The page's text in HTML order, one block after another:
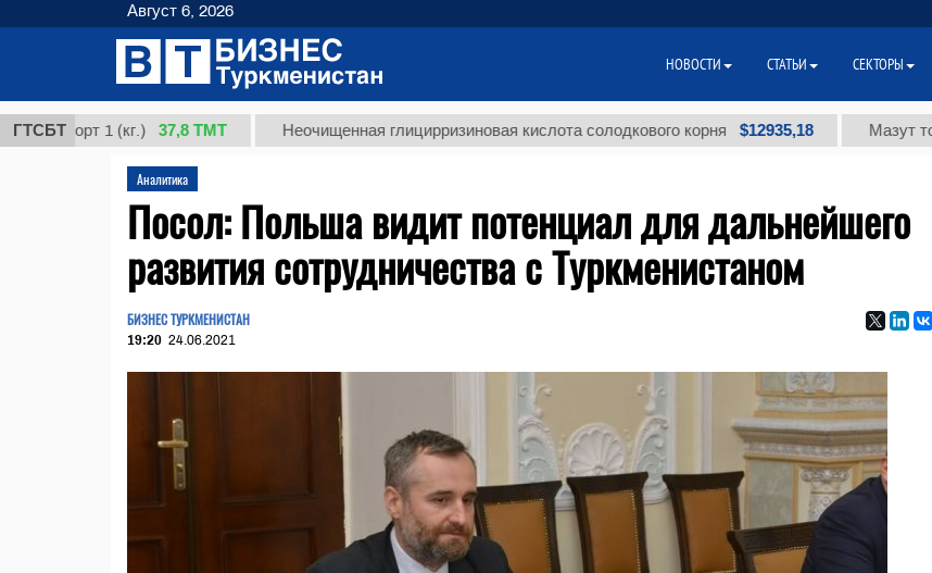
ГТСБТ
1 (кг.) 37,8 ТМТ Неочищенная глицирризиновая кислота солодкового корня $12935,18 Мазут
Аналитика
Посол: Польша видит потенциал для дальнейшего
развития сотрудничества с Туркменистаном
БИЗНЕС ТУРКМЕНИСТАН
19:20 24.06.2021
Август 6, 2026
НОВОСТИ СТАТЬИ СЕКТОРЫ